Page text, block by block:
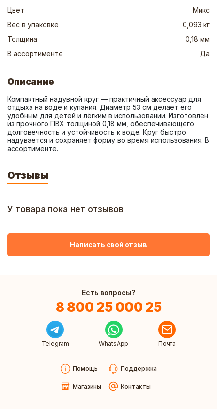
Цвет
Микс
Вес в упаковке
0,093 кг
Толщина
0,18 мм
В ассортименте
Да
Описание
Компактный надувной круг — практичный аксессуар для
отдыха на воде и купания. Диаметр 53 см делает его
удобным для детей и лёгким в использовании. Изготовлен
из прочного ПВХ толщиной 0,18 мм, обеспечивающего
долговечность и устойчивость к воде. Круг быстро
надувается и сохраняет форму во время использования. В
ассортименте.
Отзывы
У товара пока нет отзывов
Написать свой отзыв
Есть вопросы?
8 800 25 000 25
Telegram WhatsApp Почта
Помощь Поддержка
Магазины Контакты